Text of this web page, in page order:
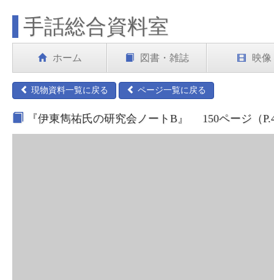
手話総合資料室
ホーム 図書・雑誌 映像
現物資料一覧に戻る ページ一覧に戻る
『伊東雋祐氏の研究会ノートB』 150ページ（